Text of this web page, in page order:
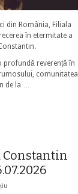
din România, Filiala
în etermitate a
profundă reverență în
comunitatea
de la …
Constantin